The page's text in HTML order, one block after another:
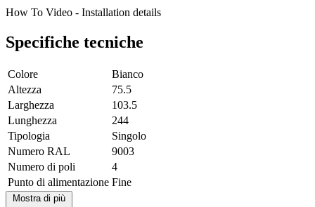
How To Video - Installation details
Specifiche tecniche
Colore
Bianco
Altezza
75.5
Larghezza
103.5
Lunghezza
244
Tipologia
Singolo
Numero RAL
9003
Numero di poli
4
Punto di alimentazione Fine
Mostra di più